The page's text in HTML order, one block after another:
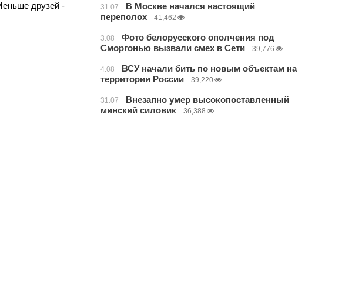
друзей -
31.07
В Москве начался настоящий
переполох
41,462
3.08
Фото белорусского ополчения под
Сморгонью вызвали смех в Сети
39,776
4.08
ВСУ начали бить по новым объектам на
территории России
39,220
31.07
Внезапно умер высокопоставленный
минский силовик
36,388